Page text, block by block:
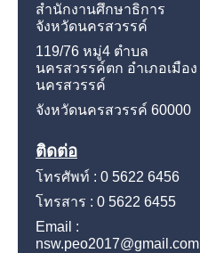
สำนักงานศึกษาธิการ
จังหวัดนครสวรรค์
119/76 หมู่4 ตำบล
นครสวรรค์ตก อำเภอเมือง
นครสวรรค์
จังหวัดนครสวรรค์ 60000
ติดต่อ
โทรศัพท์ : 0 5622 6456
โทรสาร : 0 5622 6455
Email :
nsw.peo2017@gmail.com